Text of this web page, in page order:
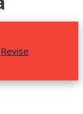
Revise